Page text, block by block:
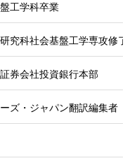
工学科卒業
究科社会基盤工学専攻修了
券会社投資銀行本部
ズ・ジャパン翻訳編集者